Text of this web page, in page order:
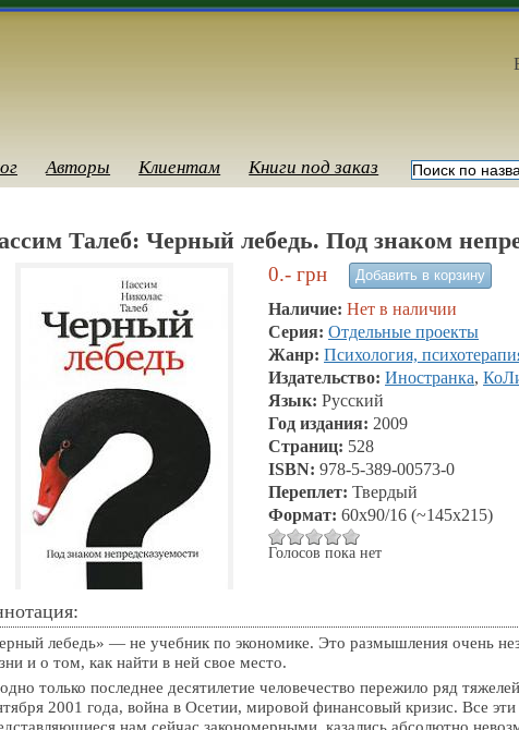
Авторы Клиентам Книги под заказ
Талеб: Черный лебедь. Под знаком
0.- грн
Наличие: Нет в наличии
Серия: Отдельные проекты
Жанр: Психология,
Издательство: Иностранка,
Язык: Русский
Год издания: 2009
Страниц: 528
ISBN: 978-5-389-00573-0
Переплет: Твердый
Формат: 60x90/16 (~145x215)
Голосов пока нет
лебедь» — не учебник по экономике. Это размышления очень
и о том, как найти в ней свое место.
только последнее десятилетие человечество пережило ряд
2001 года, война в Осетии, мировой финансовый кризис. Все
нам сейчас закономерными, казались абсолютно